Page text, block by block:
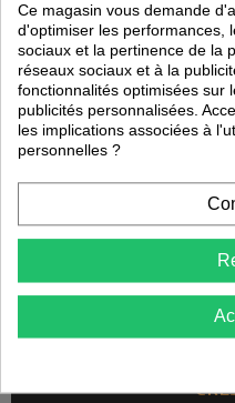
Affichage
Ce magasin vous demande
d'optimiser les performances,
sociaux et la pertinence de la
réseaux sociaux et à la
fonctionnalités optimisées sur
publicités personnalisées.
les implications associées à
personnelles ?